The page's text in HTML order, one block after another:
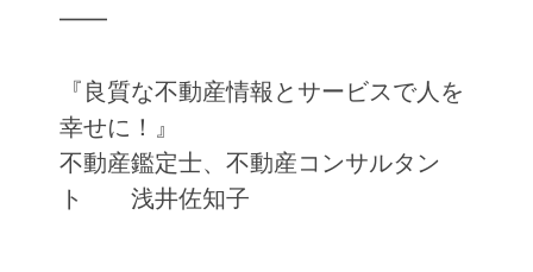
━━
『良質な不動産情報とサービスで人を
幸せに！』
不動産鑑定士、不動産コンサルタン
ト 浅井佐知子